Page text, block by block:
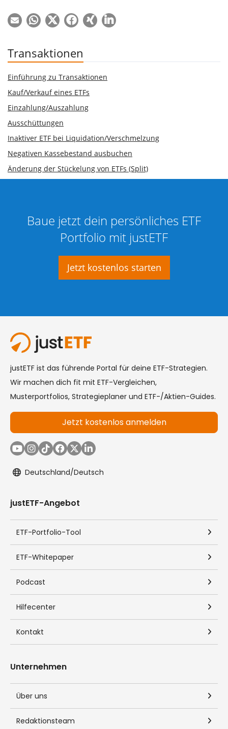
Transaktionen
Einführung zu Transaktionen
Kauf/Verkauf eines ETFs
Einzahlung/Auszahlung
Ausschüttungen
Inaktiver ETF bei Liquidation/Verschmelzung
Negativen Kassebestand ausbuchen
Änderung der Stückelung von ETFs (Split)
Baue jetzt dein persönliches ETF
Portfolio mit justETF
Jetzt kostenlos starten